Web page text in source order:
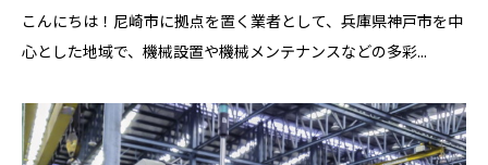
こんにちは！尼崎市に拠点を置く業者として、兵庫県神戸市を中
心とした地域で、機械設置や機械メンテナンスなどの多彩...